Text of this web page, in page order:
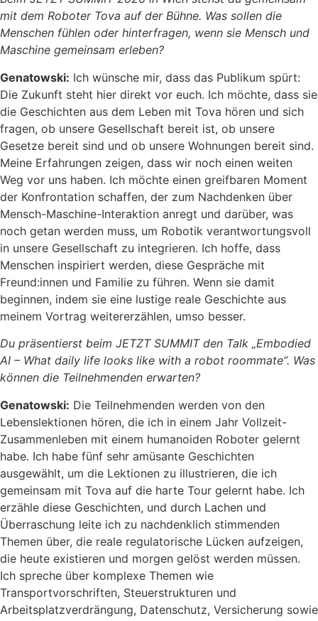
mit dem Roboter Tova auf der Bühne. Was sollen die
Menschen fühlen oder hinterfragen, wenn sie Mensch und
Maschine gemeinsam erleben?
Genatowski: Ich wünsche mir, dass das Publikum spürt:
Die Zukunft steht hier direkt vor euch. Ich möchte, dass sie
die Geschichten aus dem Leben mit Tova hören und sich
fragen, ob unsere Gesellschaft bereit ist, ob unsere
Gesetze bereit sind und ob unsere Wohnungen bereit sind.
Meine Erfahrungen zeigen, dass wir noch einen weiten
Weg vor uns haben. Ich möchte einen greifbaren Moment
der Konfrontation schaffen, der zum Nachdenken über
Mensch-Maschine-Interaktion anregt und darüber, was
noch getan werden muss, um Robotik verantwortungsvoll
in unsere Gesellschaft zu integrieren. Ich hoffe, dass
Menschen inspiriert werden, diese Gespräche mit
Freund:innen und Familie zu führen. Wenn sie damit
beginnen, indem sie eine lustige reale Geschichte aus
meinem Vortrag weitererzählen, umso besser.
Du präsentierst beim JETZT SUMMIT den Talk „Embodied
AI – What daily life looks like with a robot roommate“. Was
können die Teilnehmenden erwarten?
Genatowski: Die Teilnehmenden werden von den
Lebenslektionen hören, die ich in einem Jahr Vollzeit-
Zusammenleben mit einem humanoiden Roboter gelernt
habe. Ich habe fünf sehr amüsante Geschichten
ausgewählt, um die Lektionen zu illustrieren, die ich
gemeinsam mit Tova auf die harte Tour gelernt habe. Ich
erzähle diese Geschichten, und durch Lachen und
Überraschung leite ich zu nachdenklich stimmenden
Themen über, die reale regulatorische Lücken aufzeigen,
die heute existieren und morgen gelöst werden müssen.
Ich spreche über komplexe Themen wie
Transportvorschriften, Steuerstrukturen und
Arbeitsplatzverdrängung, Datenschutz, Versicherung sowie